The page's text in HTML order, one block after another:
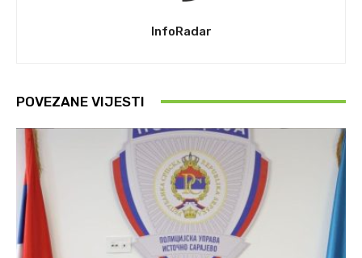
InfoRadar
POVEZANE VIJESTI